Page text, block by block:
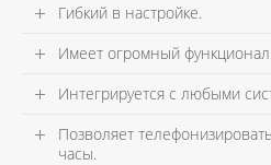
Гибкий в настройке.
Имеет огромный функционал.
Интегрируется с любыми
Позволяет
часы.